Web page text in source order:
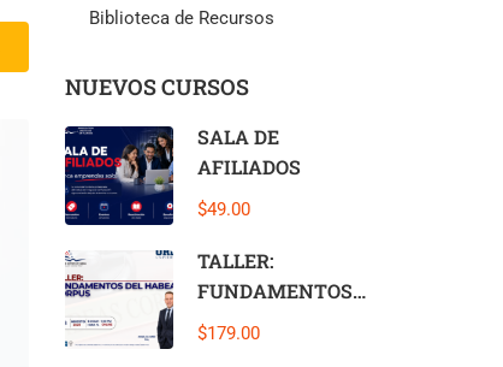
Biblioteca de Recursos
NUEVOS CURSOS
SALA DE
AFILIADOS
$49.00
TALLER:
FUNDAMENTOS
DEL HABEAS
$179.00